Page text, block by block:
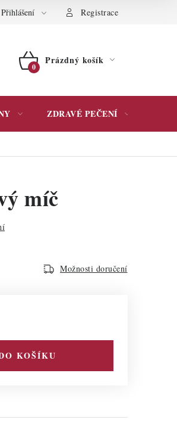
Přihlášení Registrace
NÁKUPNÍ
Prázdný košík
ZDRAVÉ PEČENÍ
míč
Možnosti doručení
KOŠÍKU